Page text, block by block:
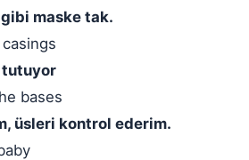
maske tak.
tutuyor
bases
üsleri kontrol ederim.